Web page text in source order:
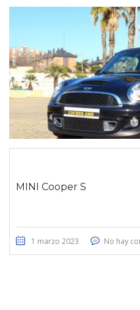
MINI Cooper S
1 marzo 2023 No hay